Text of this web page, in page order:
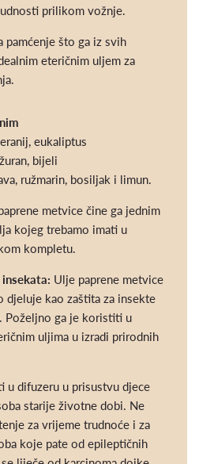
prilikom vožnje.
pamćenje što ga iz svih
eteričnim uljem za
eukaliptus
bijeli
ružmarin, bosiljak i limun.
metvice čine ga jednim
kojeg trebamo imati u
kompletu.
Ulje paprene metvice
djeluje kao zaštita za insekte
Poželjno ga je koristiti u
uljima u izradi prirodnih
u difuzeru u prisustvu djece
starije životne dobi. Ne
za vrijeme trudnoće i za
koje pate od epileptičnih